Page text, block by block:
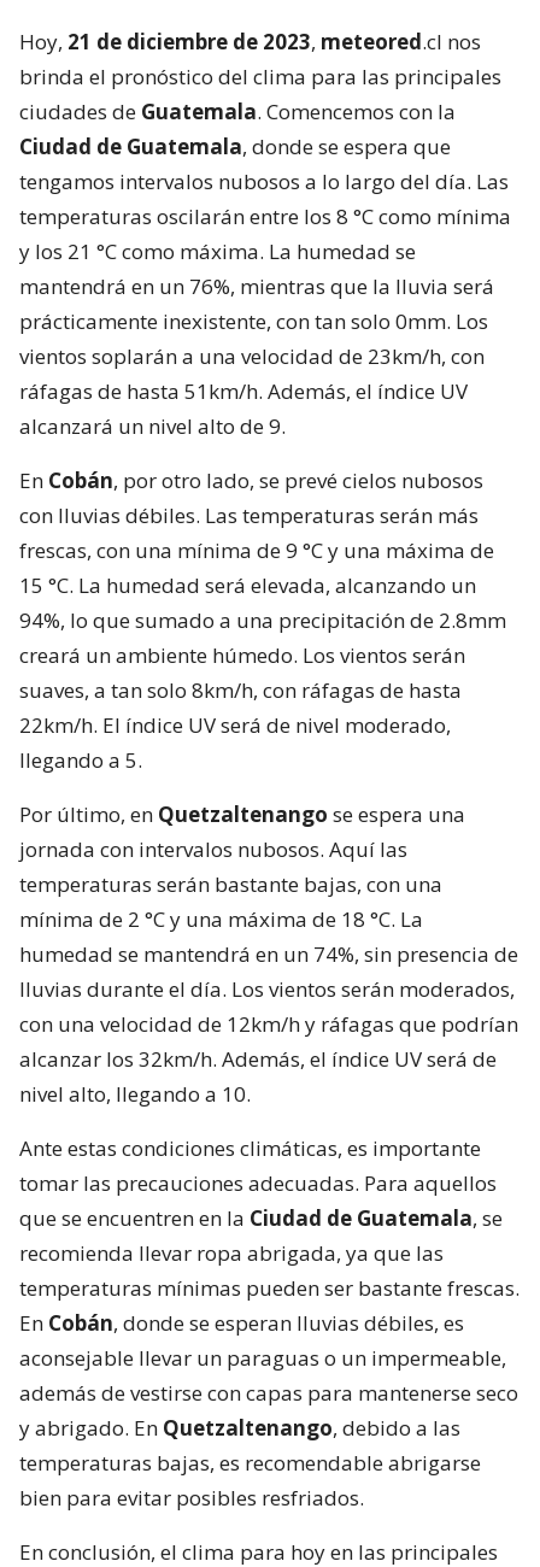
Hoy, 21 de diciembre de 2023, meteored.cl nos
brinda el pronóstico del clima para las principales
ciudades de Guatemala. Comencemos con la
Ciudad de Guatemala, donde se espera que
tengamos intervalos nubosos a lo largo del día. Las
temperaturas oscilarán entre los 8 °C como mínima
y los 21 °C como máxima. La humedad se
mantendrá en un 76%, mientras que la lluvia será
prácticamente inexistente, con tan solo 0mm. Los
vientos soplarán a una velocidad de 23km/h, con
ráfagas de hasta 51km/h. Además, el índice UV
alcanzará un nivel alto de 9.
En Cobán, por otro lado, se prevé cielos nubosos
con lluvias débiles. Las temperaturas serán más
frescas, con una mínima de 9 °C y una máxima de
15 °C. La humedad será elevada, alcanzando un
94%, lo que sumado a una precipitación de 2.8mm
creará un ambiente húmedo. Los vientos serán
suaves, a tan solo 8km/h, con ráfagas de hasta
22km/h. El índice UV será de nivel moderado,
llegando a 5.
Por último, en Quetzaltenango se espera una
jornada con intervalos nubosos. Aquí las
temperaturas serán bastante bajas, con una
mínima de 2 °C y una máxima de 18 °C. La
humedad se mantendrá en un 74%, sin presencia de
lluvias durante el día. Los vientos serán moderados,
con una velocidad de 12km/h y ráfagas que podrían
alcanzar los 32km/h. Además, el índice UV será de
nivel alto, llegando a 10.
Ante estas condiciones climáticas, es importante
tomar las precauciones adecuadas. Para aquellos
que se encuentren en la Ciudad de Guatemala, se
recomienda llevar ropa abrigada, ya que las
temperaturas mínimas pueden ser bastante frescas.
En Cobán, donde se esperan lluvias débiles, es
aconsejable llevar un paraguas o un impermeable,
además de vestirse con capas para mantenerse seco
y abrigado. En Quetzaltenango, debido a las
temperaturas bajas, es recomendable abrigarse
bien para evitar posibles resfriados.
En conclusión, el clima para hoy en las principales